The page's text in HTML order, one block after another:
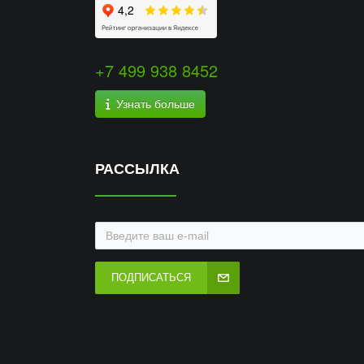
+7 499 938 8452
Узнать больше
РАССЫЛКА
ПОДПИСАТЬСЯ